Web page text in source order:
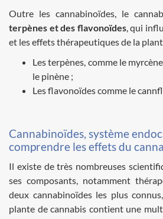
Outre les cannabinoïdes, le
terpènes et des flavonoïdes, qui
et les effets thérapeutiques de la
Les terpènes, comme le
le pinène ;
Les flavonoïdes comme le
Cannabinoïdes, système
comprendre les effets du
Il existe de très nombreuses
ses composants, notamment
deux cannabinoïdes les plus
plante de cannabis contient une